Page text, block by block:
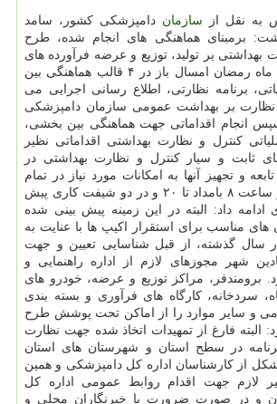
به نقل از سازمان دامپزشكی كشور، سامد
برمبنای هماهنگی های انجام شده، طرح
بهداشتی بر تولید، توزیع و عرضه فرآورده های
خام دامی ویژه ایام ماه رمضان امسال باز در ۴ قالب هماهنگی بین
برنامه نظارتی، اطلاع رسانی اجرایی می
بر بهداشت عمومی سازمان دامپزشكی
انجام اقداماتی جهت هماهنگی بین بخشی،
كنترل و نظارت بهداشتی اقداماتی نظیر
ثابت و سیار كنترل و نظارت بهداشتی در
و تجهیز آنها به امكانات مورد نیاز در تمام
ایام، اجرای طرح از ساعت ۸ بامداد تا ۲۰ و در دو شیفت كاری پیش
داد: البته در این زمینه پیش بینی شده
های مناسب برای استقرار اكیپ ها با عنایت به
سال گذشته، از قبل شناسایی تعیین و جهت
شهر مجوزهای لازم از اداره راهنمایی و
برومندفر، مراكز توزیع و عرضه، خودرو های
سردخانه، كارگاه های فرآوری و بسته بندی
و سایر موارد را از اماكن تحت پوشش طرح
البته فارغ از تمهیدات اتخاذ شده جهت نظارت
در سطح استان و شهرستان های استان
از كارشناسان اداره كل دامپزشكی و همین
لازم جهت اقدام روابط عمومی اداره كل
و در صورت ضرورت با خبرنگاران محلی و